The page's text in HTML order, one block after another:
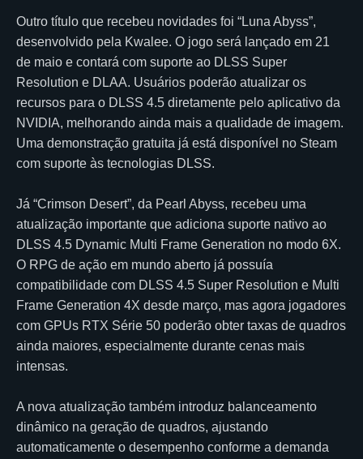
Outro título que recebeu novidades foi “Luna Abyss”,
desenvolvido pela Kwalee. O jogo será lançado em 21
de maio e contará com suporte ao DLSS Super
Resolution e DLAA. Usuários poderão atualizar os
recursos para o DLSS 4.5 diretamente pelo aplicativo da
NVIDIA, melhorando ainda mais a qualidade de imagem.
Uma demonstração gratuita já está disponível no Steam
com suporte às tecnologias DLSS.
Já “Crimson Desert”, da Pearl Abyss, recebeu uma
atualização importante que adiciona suporte nativo ao
DLSS 4.5 Dynamic Multi Frame Generation no modo 6X.
O RPG de ação em mundo aberto já possuía
compatibilidade com DLSS 4.5 Super Resolution e Multi
Frame Generation 4X desde março, mas agora jogadores
com GPUs RTX Série 50 poderão obter taxas de quadros
ainda maiores, especialmente durante cenas mais
intensas.
A nova atualização também introduz balanceamento
dinâmico na geração de quadros, ajustando
automaticamente o desempenho conforme a demanda